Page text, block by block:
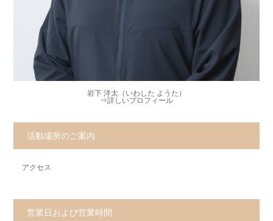
岩下 洋太（いわした ようた）
⇒詳しいプロフィール
活動場所のご案内
アクセス
営業日および営業時間